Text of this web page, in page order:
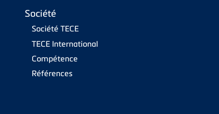
Société
Société TECE
TECE International
Compétence
Références